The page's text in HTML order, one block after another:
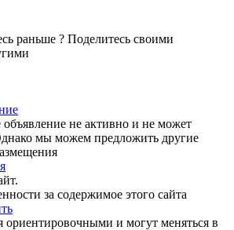
раньше ? Поделитесь своими
объявление не активно и не может
мы можем предложить другие
за содержимое этого сайта
и могут меняться в